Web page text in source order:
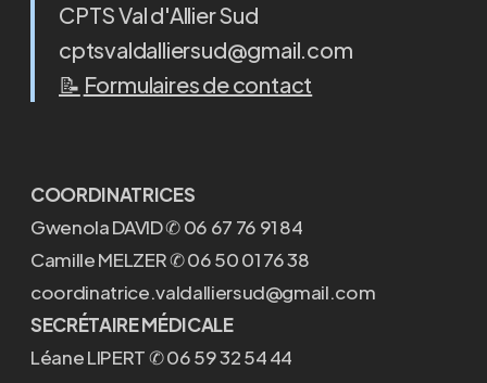
CPTS Val d'Allier Sud
cptsvaldalliersud@gmail.com
📝 Formulaires de contact
COORDINATRICES
Gwenola DAVID ✆ 06 67 76 91 84
Camille MELZER ✆ 06 50 01 76 38
coordinatrice.valdalliersud@gmail.com
SECRÉTAIRE MÉDICALE
Léane LIPERT ✆ 06 59 32 54 44